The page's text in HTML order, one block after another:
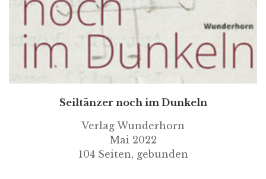
Seiltänzer noch im Dunkeln
Verlag Wunderhorn
Mai 2022
104 Seiten, gebunden